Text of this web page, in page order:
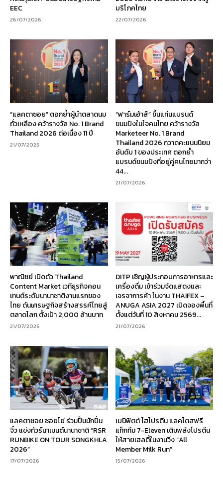
EEC
26/07/2026
บริโภคไทย
22/07/2026
“แลคตาซอย” ตอกย้ำผู้นำตลาดนม
ถั่วเหลือง คว้ารางวัล No. 1 Brand
Thailand 2026 ต่อเนื่อง 11 ปี
21/07/2026
“ฟาร์มเฮ้าส์” ขึ้นแท่นแบรนด์
ขนมปังในใจคนไทย คว้ารางวัล
Marketeer No. 1 Brand
Thailand 2026 กวาดคะแนนนิยม
อันดับ 1 ของประเทศ ตอกย้ำ
แบรนด์ขนมปังที่อยู่คู่คนไทยมากว่า
44...
21/07/2026
พาณิชย์ เปิดตัว Thailand
Content Market เวทีธุรกิจคอน
เทนต์ระดับนานาชาติงานแรกของ
ไทย ดันเศรษฐกิจสร้างสรรค์ไทยสู่
ตลาดโลก ตั้งเป้า 2,000 ล้านบาท
21/07/2026
DITP เชิญผู้ประกอบการอาหารและ
เครื่องดื่ม เข้าร่วมจัดแสดงและ
เจรจาการค้า ในงาน THAIFEX –
ANUGA ASIA 2027 เปิดจองพื้นที่
ตั้งแต่วันที่ 10 สิงหาคม 2569...
21/07/2026
แลคตาซอย ซอยโย่ ร่วมปั้นนักปั่น
จิ๋ว แข่งทัวร์นาเมนต์นานาชาติ “RSR
RUNBIKE ON TOUR SONGKHLA
2026”
17/07/2026
เบนิฟิตต์ ไฮโปรตีน แลคโตสฟรี
แท็กทีม 7-Eleven เติมพลังโปรตีน
ให้สายเฮลตี้ในงานวิ่ง “All
Member Milk Run”
15/07/2026